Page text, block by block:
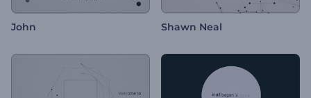
John Shawn Neal